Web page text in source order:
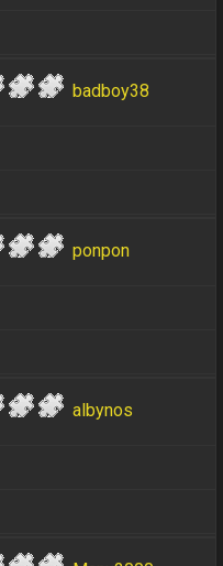
badboy38
ponpon
albynos